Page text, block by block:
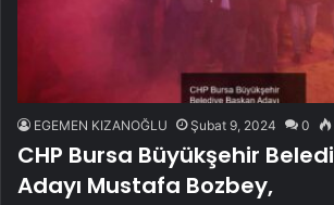
EGEMEN KIZANOĞLU Şubat 9, 2024 0
CHP Bursa Büyükşehir
Adayı Mustafa Bozbey,